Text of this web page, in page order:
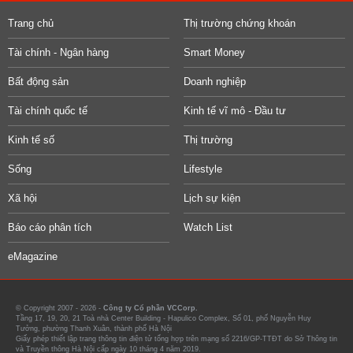
Trang chủ Thị trường chứng khoán
Tài chính - Ngân hàng Smart Money
Bất động sản Doanh nghiệp
Tài chính quốc tế Kinh tế vĩ mô - Đầu tư
Kinh tế số Thị trường
Sống Lifestyle
Xã hội Lịch sự kiện
Báo cáo phân tích Watch List
eMagazine
© Copyright 2007 - 2026 - Công ty Cổ phần VCCorp.
Tầng 17, 19, 20, 21 Toà nhà Center Building - Hapulico Complex, Số 01, phố Nguyễn Huy
Tưởng, phường Thanh Xuân, thành phố Hà Nội
Giấy phép thiết lập trang thông tin điện tử tổng hợp trên mạng số 2216/GP-TTĐT do Sở Thông tin
và Truyền thông Hà Nội cấp ngày 10 tháng 4 năm 2019.